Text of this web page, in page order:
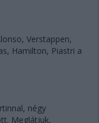
Verstappen,
Hamilton, Piastri a
négy
Meglátjuk,